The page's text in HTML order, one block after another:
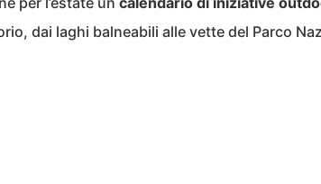
dai laghi balneabili alle vette del Parco